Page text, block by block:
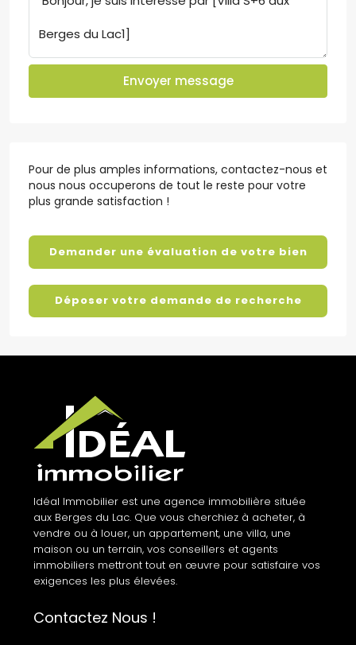
Envoyer message
Pour de plus amples informations, contactez-nous et
nous nous occuperons de tout le reste pour votre
plus grande satisfaction !
Demander une évaluation de votre bien
Déposer votre demande de recherche
Idéal Immobilier est une agence immobilière située
aux Berges du Lac. Que vous cherchiez à acheter, à
vendre ou à louer, un appartement, une villa, une
maison ou un terrain, vos conseillers et agents
immobiliers mettront tout en œuvre pour satisfaire vos
exigences les plus élevées.
Contactez Nous !